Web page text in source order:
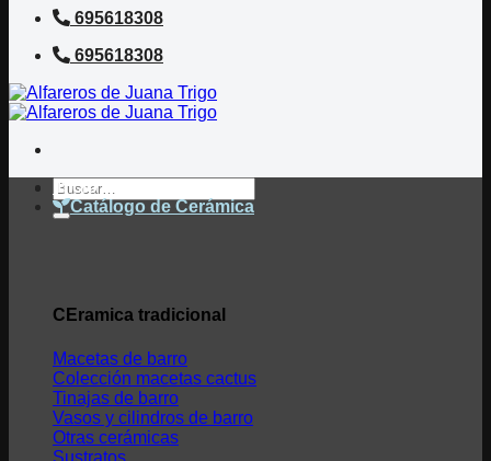
695618308
695618308
Buscar
por:
Inicio
Catálogo de Cerámica
CEramica tradicional
Macetas de barro
Colección macetas cactus
Tinajas de barro
Vasos y cilindros de barro
Otras cerámicas
Sustratos